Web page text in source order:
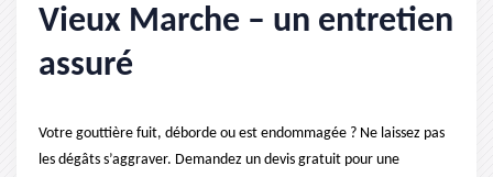
Vieux Marche – un entretien
assuré
Votre gouttière fuit, déborde ou est endommagée ? Ne laissez pas
les dégâts s’aggraver. Demandez un devis gratuit pour une